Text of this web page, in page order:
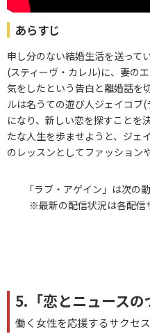
あらすじ
申し分のない結婚生活を送って
(スティーヴ・カレル)に、妻の
気をしたという告白と離婚話を
ルは名うての遊び人ジェイコブ
になり、新しい恋を探すことを
たな人生を歩ませようと、ジェ
のレッスンとしてファッション
「ラブ・アゲイン」は次の
※最新の配信状況は各配信
5.「恋とニュースの
働く女性を応援するサクセ